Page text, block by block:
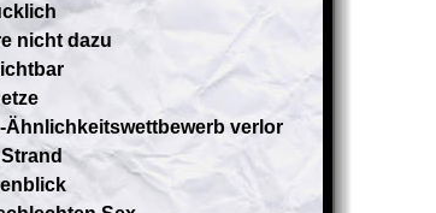
nicht dazu
Ähnlichkeitswettbewerb verlor